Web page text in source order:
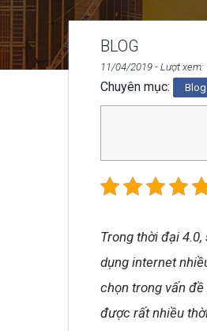
BLOG
11/04/2019 - Lượt xem:
Chuyên mục: Blog
Trong thời đại
dụng internet
chọn trong vấn
được rất nhiều